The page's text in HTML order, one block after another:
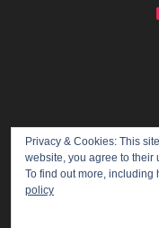
Privacy & Cookies: This
website, you agree to their
To find out more, including
policy